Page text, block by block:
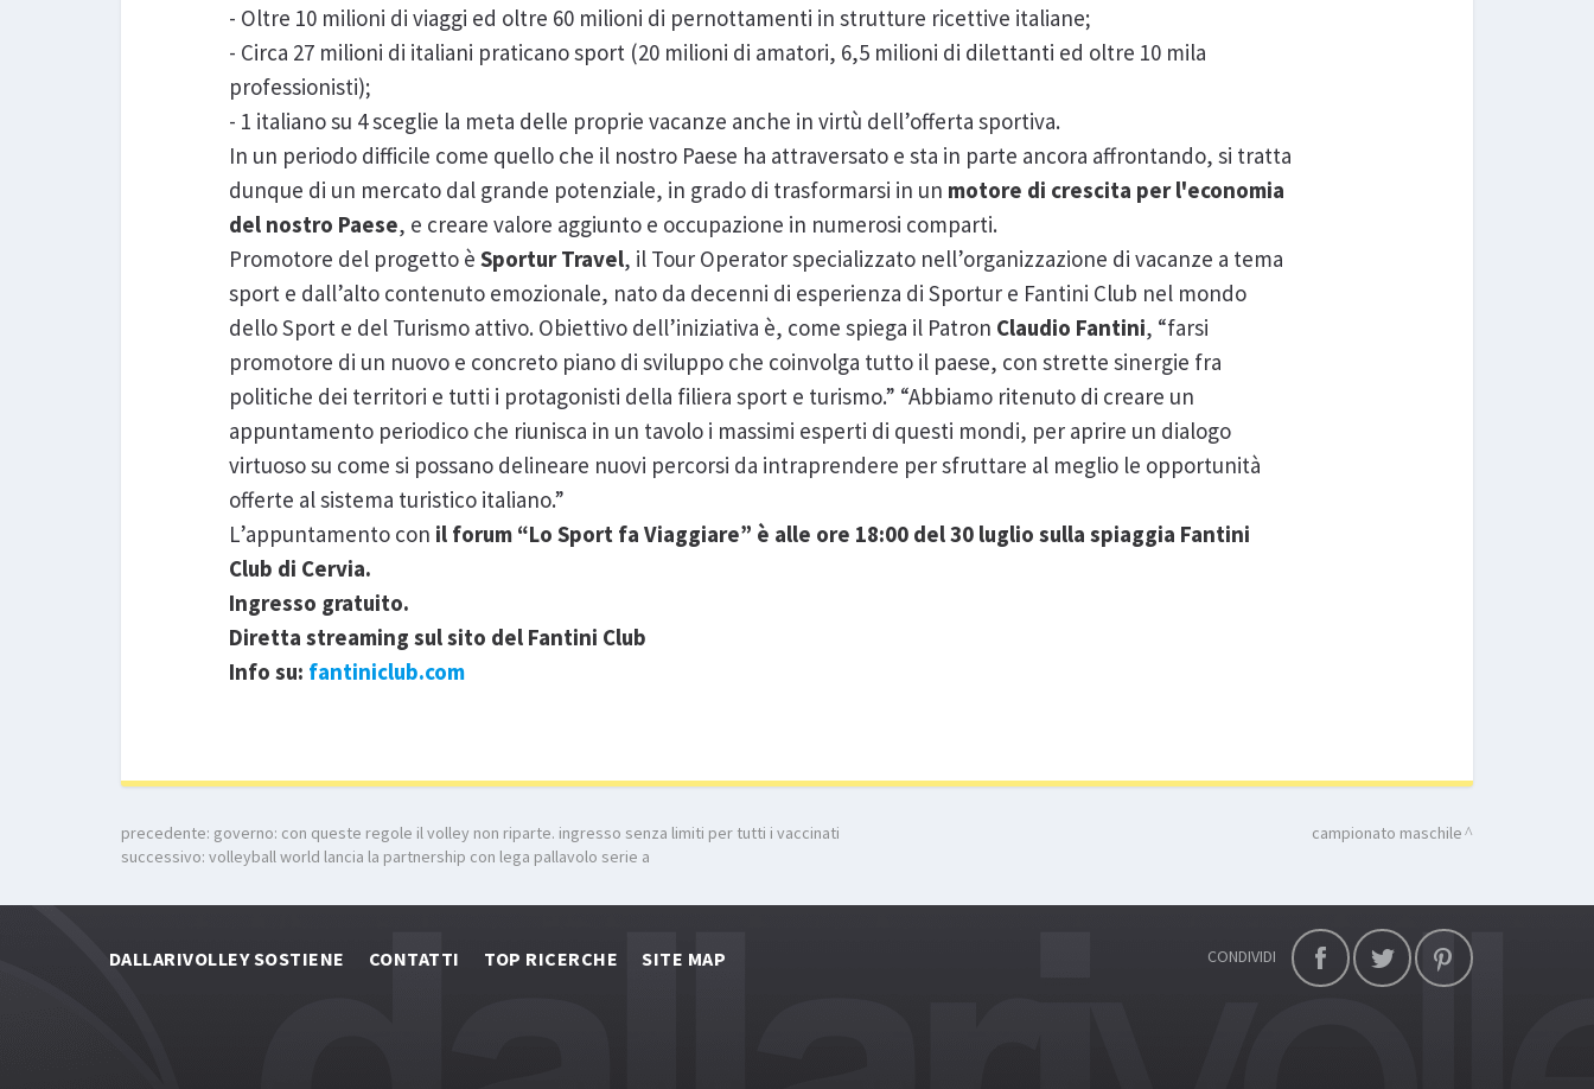
- Oltre 10 milioni di viaggi ed oltre 60 milioni di pernottamenti in strutture ricettive italiane;
- Circa 27 milioni di italiani praticano sport (20 milioni di amatori, 6,5 milioni di dilettanti ed oltre 10 mila
professionisti);
- 1 italiano su 4 sceglie la meta delle proprie vacanze anche in virtù dell’offerta sportiva.
In un periodo difficile come quello che il nostro Paese ha attraversato e sta in parte ancora affrontando, si tratta
dunque di un mercato dal grande potenziale, in grado di trasformarsi in un motore di crescita per l'economia
del nostro Paese, e creare valore aggiunto e occupazione in numerosi comparti.
Promotore del progetto èSportur Travel, il Tour Operator specializzato nell’organizzazione di vacanze a tema
sport e dall’alto contenuto emozionale, nato da decenni di esperienza di Sportur e Fantini Club nel mondo
dello Sport e del Turismo attivo. Obiettivo dell’iniziativa è, come spiega il Patron Claudio Fantini, “farsi
promotore di un nuovo e concreto piano di sviluppo che coinvolga tutto il paese, con strette sinergie fra
politiche dei territori e tutti i protagonisti della filiera sport e turismo.” “Abbiamo ritenuto di creare un
appuntamento periodico che riunisca in un tavolo i massimi esperti di questi mondi, per aprire un dialogo
virtuoso su come si possano delineare nuovi percorsi da intraprendere per sfruttare al meglio le opportunità
offerte al sistema turistico italiano.”
L’appuntamento con il forum “Lo Sport fa Viaggiare” è alle ore 18:00 del 30 luglio sulla spiaggia Fantini
Club di Cervia.
Ingresso gratuito.
Diretta streaming sul sito del Fantini Club
Info su: fantiniclub.com
precedente: governo: con queste regole il volley non riparte. ingresso senza limiti per tutti i vaccinati
successivo: volleyball world lancia la partnership con lega pallavolo serie a
campionato maschile
DALLARIVOLLEY SOSTIENE CONTATTI TOP RICERCHE SITE MAP CONDIVIDI